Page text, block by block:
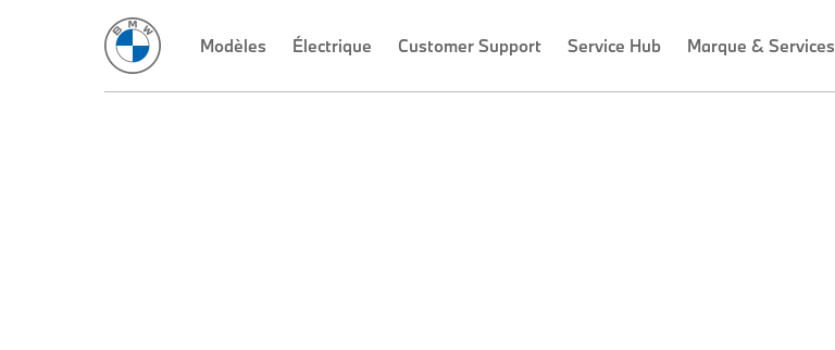
Modèles Électrique Customer Support Service Hub Marque & Services